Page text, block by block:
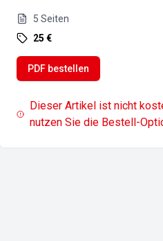
5 Seiten
25 €
PDF bestellen
Dieser Artikel ist nicht
nutzen Sie die Bestell-